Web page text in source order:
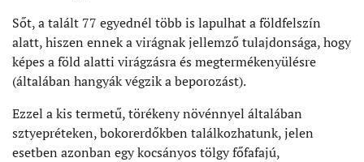
Sőt, a talált 77 egyednél több is lapulhat a földfelszín
alatt, hiszen ennek a virágnak jellemző tulajdonsága, hogy
képes a föld alatti virágzásra és megtermékenyülésre
(általában hangyák végzik a beporozást).
Ezzel a kis termetű, törékeny növénnyel általában
sztyepréteken, bokorerdőkben találkozhatunk, jelen
esetben azonban egy kocsányos tölgy főfafajú,